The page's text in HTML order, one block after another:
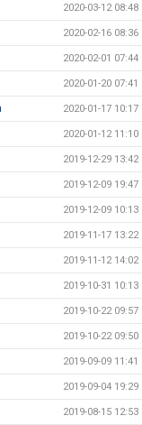
2020-03-12 08:48
2020-02-16 08:36
2020-02-01 07:44
2020-01-20 07:41
2020-01-17 10:17
2020-01-12 11:10
2019-12-29 13:42
2019-12-09 19:47
2019-12-09 10:13
2019-11-17 13:22
2019-11-12 14:02
2019-10-31 10:13
2019-10-22 09:57
2019-10-22 09:50
2019-09-09 11:41
2019-09-04 19:29
2019-08-15 12:53